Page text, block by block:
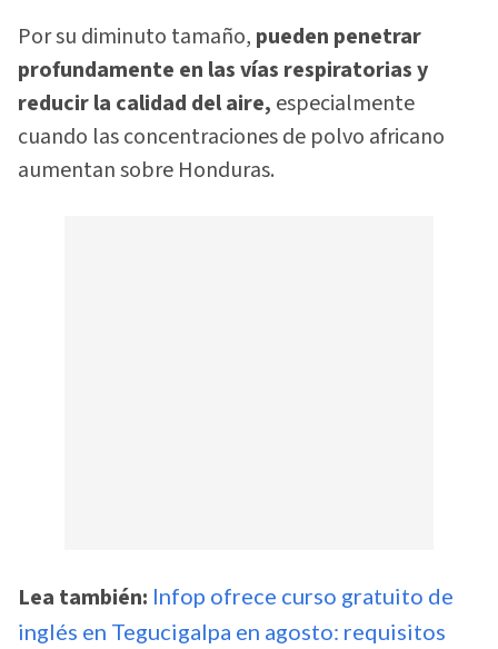
Por su diminuto tamaño, pueden penetrar
profundamente en las vías respiratorias y
reducir la calidad del aire, especialmente
cuando las concentraciones de polvo africano
aumentan sobre Honduras.
Lea también: Infop ofrece curso gratuito de
inglés en Tegucigalpa en agosto: requisitos